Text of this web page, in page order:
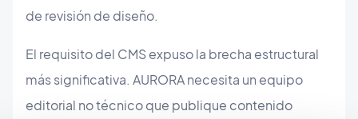
de revisión de diseño.
El requisito del CMS expuso la brecha estructural
más significativa. AURORA necesita un equipo
editorial no técnico que publique contenido